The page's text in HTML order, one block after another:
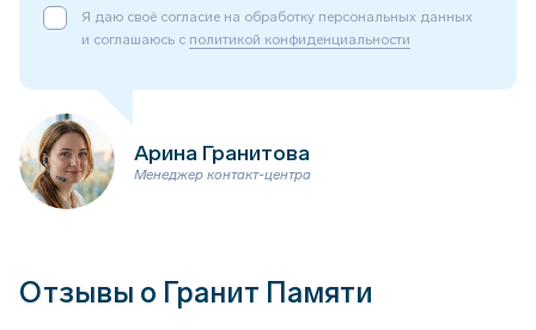
Я даю своё согласие на обработку персональных данных
и соглашаюсь с политикой конфиденциальности
Арина Гранитова
Менеджер контакт-центра
Отзывы о Гранит Памяти